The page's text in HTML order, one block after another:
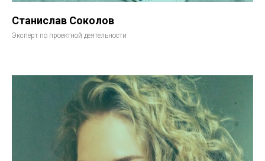
Станислав Соколов
Эксперт по проектной деятельности